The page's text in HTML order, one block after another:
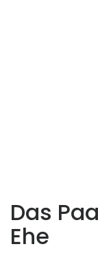
Das
Ehe